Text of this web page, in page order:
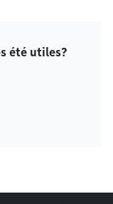
été utiles?